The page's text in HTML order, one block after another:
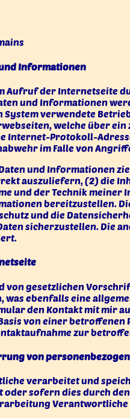
Informationen
Aufruf der Internetseite
und Informationen
verwendete
welche über
Internet-Protokoll-
im Falle von
und Informationen
auszuliefern, (2) die
und der Technik
bereitzustellen.
und die
sicherzustellen. Die
gesetzlichen
ebenfalls eine
den Kontakt mit mir
von einer
zur
von
verarbeitet und
sofern dies durch